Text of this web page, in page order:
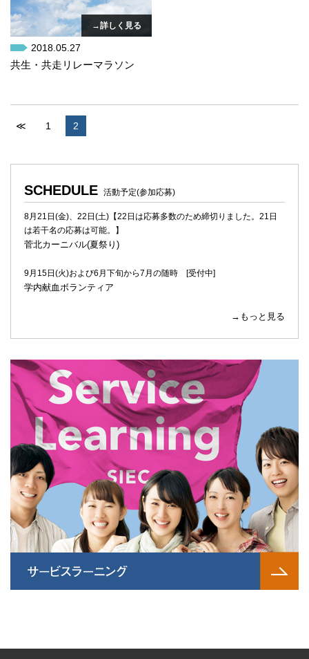
→詳しく見る
2018.05.27
共生・共走リレーマラソン
≪ 1 2
SCHEDULE 活動予定(参加応募)
8月21日(金)、22日(土)【22日は応募多数のため締切りました。21日
は若干名の応募は可能。】
菅北カーニバル(夏祭り)
9月15日(火)および6月下旬から7月の随時 [受付中]
学内献血ボランティア
→もっと見る